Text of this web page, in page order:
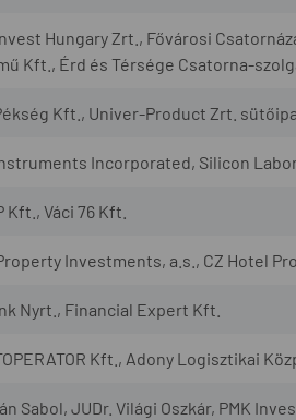
Hungary Zrt., Fővárosi
Kft., Érd és Térsége Csatorna-
Kft., Univer-Product Zrt.
Incorporated, Silicon
Kft., Váci 76 Kft.
Investments, a.s., CZ Hotel
Nyrt., Financial Expert Kft.
Kft., Adony Logisztikai
Sabol, JUDr. Világi Oszkár, PMK